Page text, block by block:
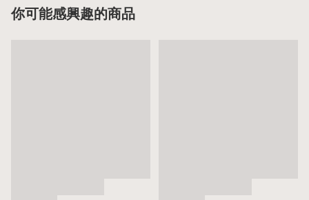
你可能感興趣的商品